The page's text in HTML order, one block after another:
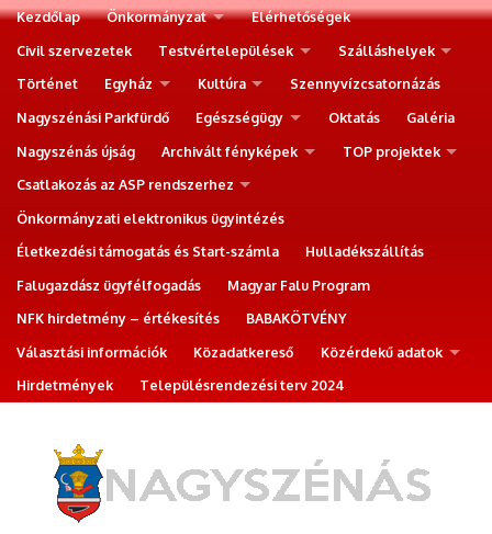
Kezdőlap Önkormányzat
Elérhetőségek
Civil szervezetek
Testvértelepülések
Szálláshelyek
Történet
Egyház Kultúra
Szennyvízcsatornázás
Nagyszénási Parkfürdő
Egészségügy Oktatás
Galéria
Nagyszénás újság
Archivált fényképek
TOP projektek
Csatlakozás az ASP rendszerhez
Önkormányzati elektronikus ügyintézés
Életkezdési támogatás és Start-számla
Hulladékszállítás
Falugazdász ügyfélfogadás
Magyar Falu Program
NFK hirdetmény – értékesítés
BABAKÖTVÉNY
Választási információk
Közadatkereső
Közérdekű adatok
Hirdetmények
Településrendezési terv 2024